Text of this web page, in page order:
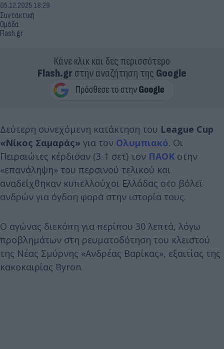
Συντακτική
Ομάδα
Flash.gr
05.12.2025 18:29
Κάνε κλικ και δες περισσότερο
Flash.grστην αναζήτηση της Google
Δεύτερη συνεχόμενη κατάκτηση του League Cup
«Νίκος Σαμαράς» για τον Ολυμπιακό. Οι
Πειραιώτες κέρδισαν (3-1 σετ) τον ΠΑΟΚ στην
«επανάληψη» του περσινού τελικού και
αναδείχθηκαν κυπελλούχοι Ελλάδας στο βόλεϊ
ανδρών για όγδοη φορά στην ιστορία τους.
Ο αγώνας διεκόπη για περίπου 30 λεπτά, λόγω
προβλημάτων στη ρευματοδότηση του κλειστού
της Νέας Σμύρνης «Ανδρέας Βαρίκας», εξαιτίας της
κακοκαιρίας Byron.